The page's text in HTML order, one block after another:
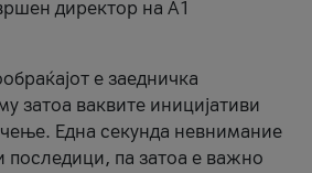
директор на А1
е заедничка
затоа ваквите иницијативи
Една секунда невнимание
последици, па затоа е важно